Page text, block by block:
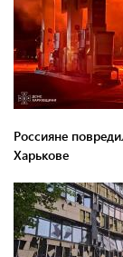
Россияне
Харькове